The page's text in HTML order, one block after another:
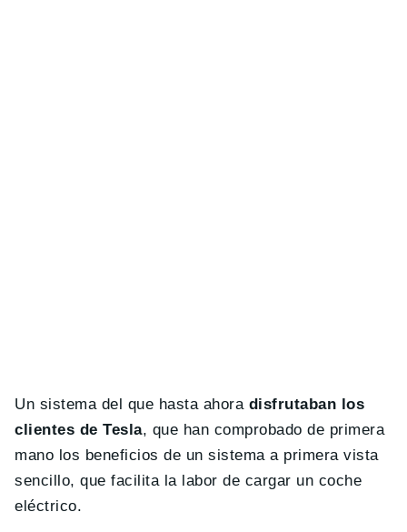
Un sistema del que hasta ahora disfrutaban los
clientes de Tesla, que han comprobado de primera
mano los beneficios de un sistema a primera vista
sencillo, que facilita la labor de cargar un coche
eléctrico.